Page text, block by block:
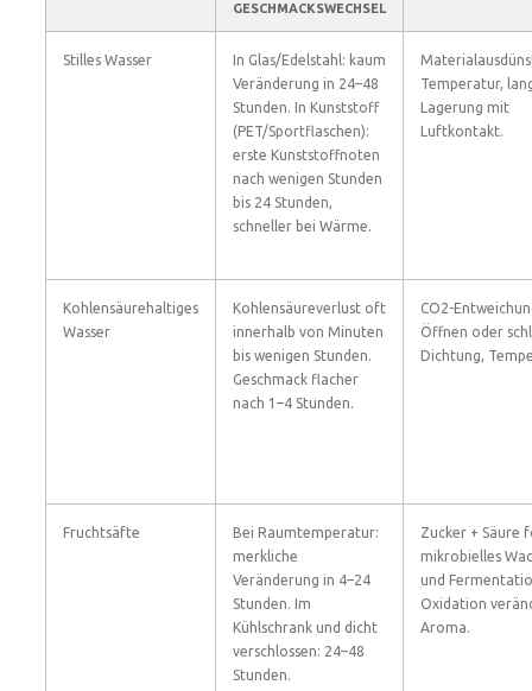
GESCHMACKSWECHSEL
Stilles Wasser
In Glas/Edelstahl: kaum
Veränderung in 24–48
Stunden. In Kunststoff
(PET/Sportflaschen):
erste Kunststoffnoten
nach wenigen Stunden
bis 24 Stunden,
schneller bei Wärme.
Temperatur,
Lagerung mit
Luftkontakt.
Kohlensäurehaltiges
Wasser
Kohlensäureverlust oft
innerhalb von Minuten
bis wenigen Stunden.
Geschmack flacher
nach 1–4 Stunden.
CO2-
Öffnen oder
Dichtung,
Fruchtsäfte
Bei Raumtemperatur:
merkliche
Veränderung in 4–24
Stunden. Im
Kühlschrank und dicht
verschlossen: 24–48
Stunden.
Zucker + Säure
mikrobielles
und
Oxidation
Aroma.